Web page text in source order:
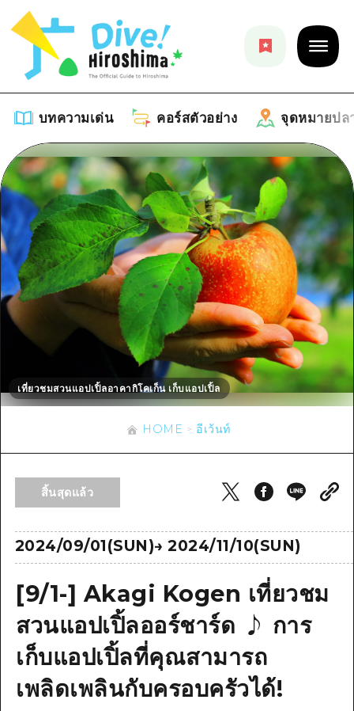
บทความเด่น คอร์สตัวอย่าง จุดหมายปล
บทความเด่น
รายการ
คำแนะนำ
ศิลปะ
งานอีเว้นท์ / เทศกาล
อาหารรสเลิศ / สุรา
การปั่นจักรยาน
สถานบันเทิงยามค่ำคืน
มรดกโลก
ประสบการณ์ / ในการเรียนรู้
ประวัติศาสตร์ / วัฒนธรรม
การรักษา
ธรรมชาติ
คอร์สตัวอย่าง
รายการ
คู่มือ Dive! Hiroshima
ฮิโรชิม่า โมชิ โมชิ ทราเวล
บริเวณรอบเมืองฮิโรชิม่า
อากิ
บิงโก
บิโฮค
ยามากุจิตะวันออก
จุดหมายปลายทาง
รายการ
บริเวณรอบเมืองฮิโรชิม่า
บิงโก
บิโฮคุ
บริเวณรอบๆ มิยาจิมะ
ยามากุจิตะวันออก
จังหวัดเอฮิเมะ
ชิมาเนะ
อีเว้นท์
ข้อมูลตามฤดูกาล
ข้อมูลที่เป็นประโยชน์
เข้าถึงเข้าถึง
สรุปการจราจรรอง
ความแออัดของสิ่งอำนวยความสะดวก
ตั๋วเที่ยวคุ้มค่าตั๋วเที่ยวคุ้มค่า
บริการรับฝากและจัดส่งสัมภาระ
ฮิโรชิมะโอโมะเตะนะชิ
ฮิโรชิม่า ฟรี Wi-Fi
TRAVELPAL International
HOME
อีเว้นท์
HOME อีเว้นท์
สิ้นสุดแล้ว
2024/09/01(SUN)→2024/11/10(SUN)
[9/1-] Akagi Kogen เที่ยวชม
สวนแอปเปิ้ลออร์ชาร์ด ♪ การ
เก็บแอปเปิ้ลที่คุณสามารถ
เพลิดเพลินกับครอบครัวได้!
เที่ยวชมสวนแอปเปิ้ลอาคากิโคเก็น เก็บแอปเปิ้ล